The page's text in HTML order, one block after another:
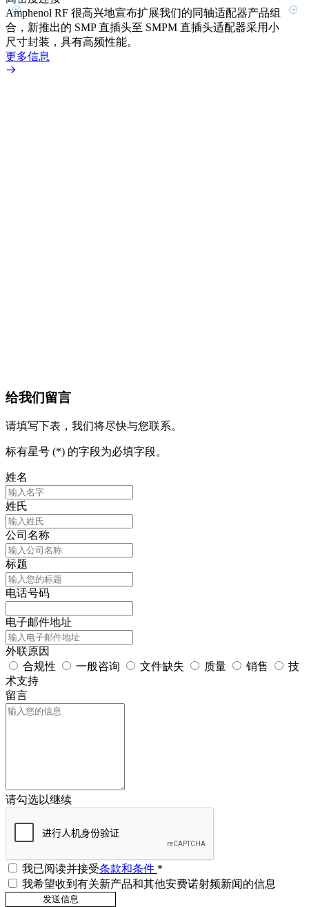
Amphenol RF 很高兴地宣布扩展我们的同轴适配器产品组
合，新推出的 SMP 直插头至 SMPM 直插头适配器采用小
尺寸封装，具有高频性能。
更多信息
品
给我们留言
请填写下表，我们将尽快与您联系。
标有星号 (*) 的字段为必填字段。
姓名
姓氏
公司名称
标题
电话号码
电子邮件地址
外联原因
合规性
一般咨询 文件缺失 质量 销售
技
术支持
留言
请勾选以继续
我已阅读并接受条款和条件 *
我希望收到有关新产品和其他安费诺射频新闻的信息